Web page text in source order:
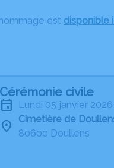
est disponible
Cérémonie civile
lundi 05 janvier
Cimetière de
80600 Doullens